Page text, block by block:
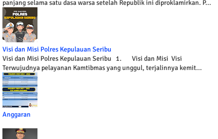
panjang selama satu dasa warsa setelah Republik ini diproklamirkan. P...
Visi dan Misi Polres Kepulauan Seribu
Visi dan Misi Polres Kepulauan Seribu 1. Visi dan Misi Visi
Terwujudnya pelayanan Kamtibmas yang unggul, terjalinnya kemit...
Anggaran